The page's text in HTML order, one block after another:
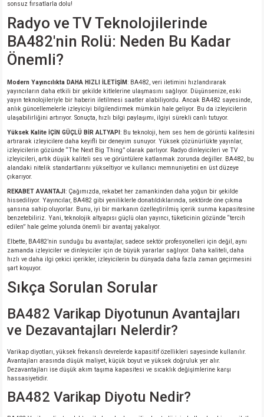
sonsuz fırsatlarla dolu!
Radyo ve TV Teknolojilerinde
BA482'nin Rolü: Neden Bu Kadar
Önemli?
Modern Yayıncılıkta DAHA HIZLI İLETİŞİM: BA482, veri iletimini hızlandırarak
yayıncıların daha etkili bir şekilde kitlelerine ulaşmasını sağlıyor. Düşünsenize, eski
yayın teknolojileriyle bir haberin iletilmesi saatler alabiliyordu. Ancak BA482 sayesinde,
anlık güncellemelerle izleyiciyi bilgilendirmek mümkün hale geliyor. Bu da izleyicilerin
ulaşabilirliğini artırıyor. Sonuçta, hızlı bilgi paylaşımı, ilgiyi sürekli canlı tutuyor.
Yüksek Kalite İÇİN GÜÇLÜ BİR ALTYAPI : Bu teknoloji, hem ses hem de görüntü kalitesini
artırarak izleyicilere daha keyifli bir deneyim sunuyor. Yüksek çözünürlükte yayınlar,
izleyicilerin gözünde “The Next Big Thing” olarak parlıyor. Radyo dinleyicileri ve TV
izleyicileri, artık düşük kaliteli ses ve görüntülere katlanmak zorunda değiller. BA482, bu
alandaki nitelik standartlarını yükseltiyor ve kullanıcı memnuniyetini en üst düzeye
çıkarıyor.
REKABET AVANTAJI : Çağımızda, rekabet her zamankinden daha yoğun bir şekilde
hissediliyor. Yayıncılar, BA482 gibi yeniliklerle donatıldıklarında, sektörde öne çıkma
şansına sahip oluyorlar. Bunu, iyi bir markanın özelleştirilmiş içerik sunma kapasitesine
benzetebiliriz. Yani, teknolojik altyapısı güçlü olan yayıncı, tüketicinin gözünde “tercih
edilen” hale gelme yolunda önemli bir avantaj yakalıyor.
Elbette, BA482’nin sunduğu bu avantajlar, sadece sektör profesyonelleri için değil, aynı
zamanda izleyiciler ve dinleyiciler için de büyük yararlar sağlıyor. Daha kaliteli, daha
hızlı ve daha ilgi çekici içerikler, izleyicilerin bu dünyada daha fazla zaman geçirmesini
şart koşuyor.
Sıkça Sorulan Sorular
BA482 Varikap Diyotunun Avantajları
ve Dezavantajları Nelerdir?
Varikap diyotları, yüksek frekanslı devrelerde kapasitif özellikleri sayesinde kullanılır.
Avantajları arasında düşük maliyet, küçük boyut ve yüksek doğruluk yer alır.
Dezavantajları ise düşük akım taşıma kapasitesi ve sıcaklık değişimlerine karşı
hassasiyetidir.
BA482 Varikap Diyotu Nedir?